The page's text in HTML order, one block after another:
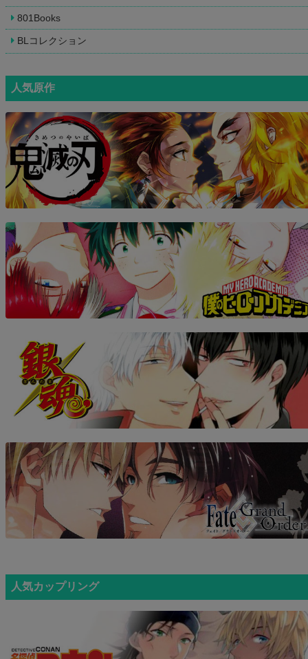
801Books
BLコレクション
人気原作
人気カップリング